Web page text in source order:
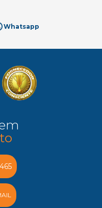
Whatsapp